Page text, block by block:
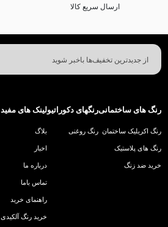
ارسال سریع کالا
رنگ های ساختمانی
رنگ اکریلیک ساختمان
رنگ های پلاستیک
خرید ضد زنگ
رنگهای دکوراتیو
رنگ روغنی
لینک های مفید
بلاگ
اخبار
درباره ما
تماس باما
راهنمای خرید
خرید رنگ آلکیدی